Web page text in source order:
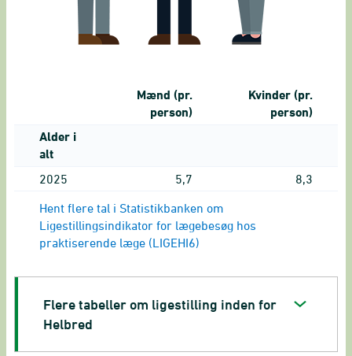
Mænd (pr.
person)
Kvinder (pr.
person)
Alder i
alt
2025 5,7 8,3
Hent flere tal i Statistikbanken om
Ligestillingsindikator for lægebesøg hos
praktiserende læge (LIGEHI6)
Flere tabeller om ligestilling inden for
Helbred